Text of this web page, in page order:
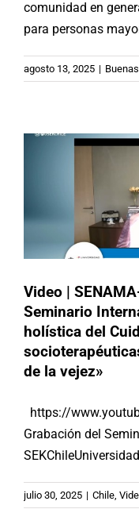
comunidad en
para personas
agosto 13, 2025 |
Video |
Seminario
mirada
Video |
Seminario
holística del
de la vejez»
https://
Grabación del
SEKChileUniversidad
julio 30, 2025 | Chile,